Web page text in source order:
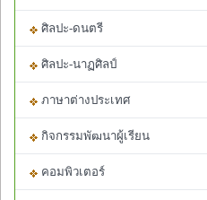
ศิลปะ-ดนตรี
ศิลปะ-นาฏศิลป์
ภาษาต่างประเทศ
กิจกรรมพัฒนาผู้เรียน
คอมพิวเตอร์